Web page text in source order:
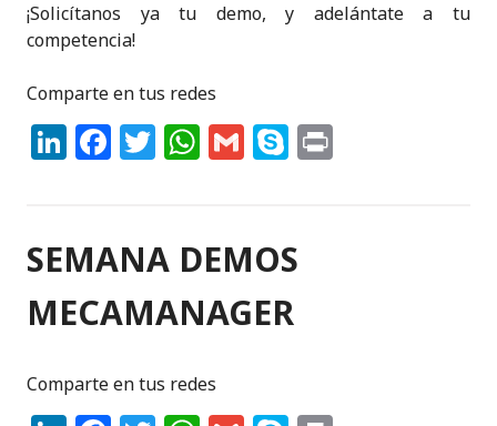
¡Solicítanos ya tu demo, y adelántate a tu
competencia!
Comparte en tus redes
Li
e
dI
n
F
e
b
o
k
T
te
r
W
ts
A
p
G
l
S
p
e
SEMANA DEMOS
MECAMANAGER
Comparte en tus redes